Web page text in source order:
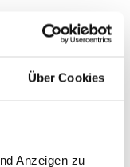
Über Cookies
Anzeigen zu
Warenkorb